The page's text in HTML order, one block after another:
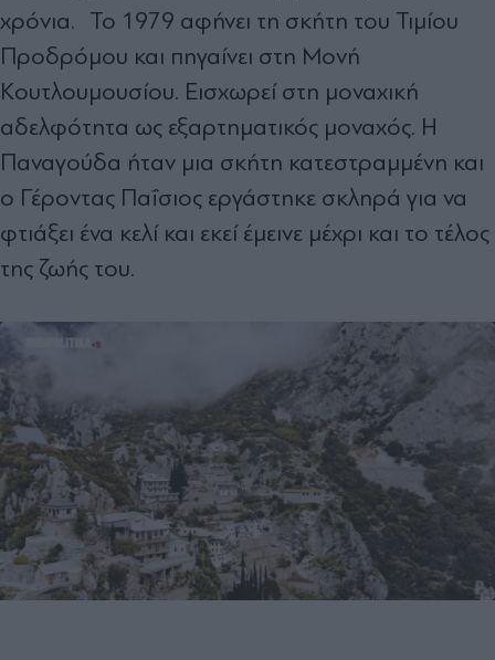
χρόνια. Το 1979 αφήνει τη σκήτη του Τιμίου
Προδρόμου και πηγαίνει στη Μονή
Κουτλουμουσίου. Εισχωρεί στη μοναχική
αδελφότητα ως εξαρτηματικός μοναχός. Η
Παναγούδα ήταν μια σκήτη κατεστραμμένη και
ο Γέροντας Παΐσιος εργάστηκε σκληρά για να
φτιάξει ένα κελί και εκεί έμεινε μέχρι και το τέλος
της ζωής του.